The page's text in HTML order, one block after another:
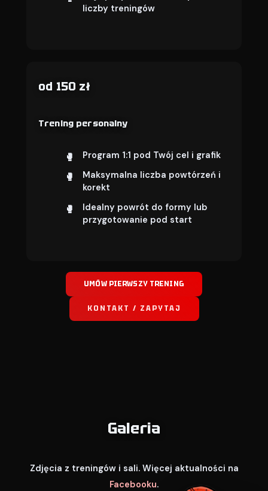
liczby treningów
od 150 zł
Trening personalny
Program 1:1 pod Twój cel i grafik
Maksymalna liczba powtórzeń i
korekt
Idealny powrót do formy lub
przygotowanie pod start
UMÓW PIERWSZY TRENING
KONTAKT / ZAPYTAJ
Galeria
Zdjęcia z treningów i sali. Więcej aktualności na
Facebooku.